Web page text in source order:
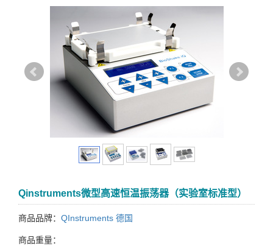
Qinstruments微型高速恒温振荡器（实验室标准型）
商品品牌： QInstruments 德国
商品重量：